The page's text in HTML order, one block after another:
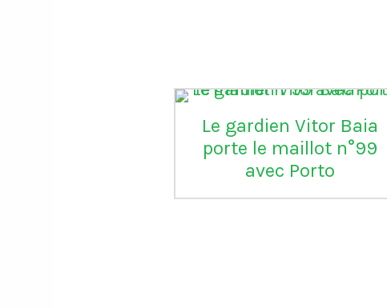
Le gardien Vitor Baia
porte le maillot n°99
avec Porto